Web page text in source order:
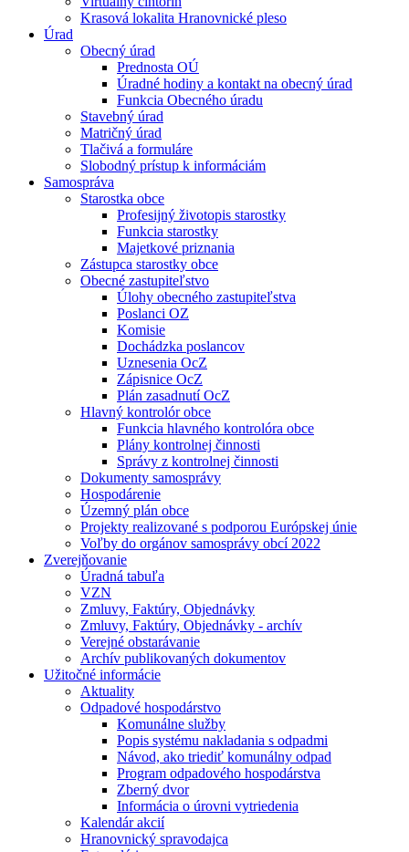
Krasová lokalita Hranovnické pleso
Úrad
Obecný úrad
Prednosta OÚ
Úradné hodiny a kontakt na obecný úrad
Funkcia Obecného úradu
Stavebný úrad
Matričný úrad
Tlačivá a formuláre
Slobodný prístup k informáciám
Samospráva
Starostka obce
Profesijný životopis starostky
Funkcia starostky
Majetkové priznania
Zástupca starostky obce
Obecné zastupiteľstvo
Úlohy obecného zastupiteľstva
Poslanci OZ
Komisie
Dochádzka poslancov
Uznesenia OcZ
Zápisnice OcZ
Plán zasadnutí OcZ
Hlavný kontrolór obce
Funkcia hlavného kontrolóra obce
Plány kontrolnej činnosti
Správy z kontrolnej činnosti
Dokumenty samosprávy
Hospodárenie
Územný plán obce
Projekty realizované s podporou Európskej únie
Voľby do orgánov samosprávy obcí 2022
Zverejňovanie
Úradná tabuľa
VZN
Zmluvy, Faktúry, Objednávky
Zmluvy, Faktúry, Objednávky - archív
Verejné obstarávanie
Archív publikovaných dokumentov
Užitočné informácie
Aktuality
Odpadové hospodárstvo
Komunálne služby
Popis systému nakladania s odpadmi
Návod, ako triediť komunálny odpad
Program odpadového hospodárstva
Zberný dvor
Informácia o úrovni vytriedenia
Kalendár akcií
Hranovnický spravodajca